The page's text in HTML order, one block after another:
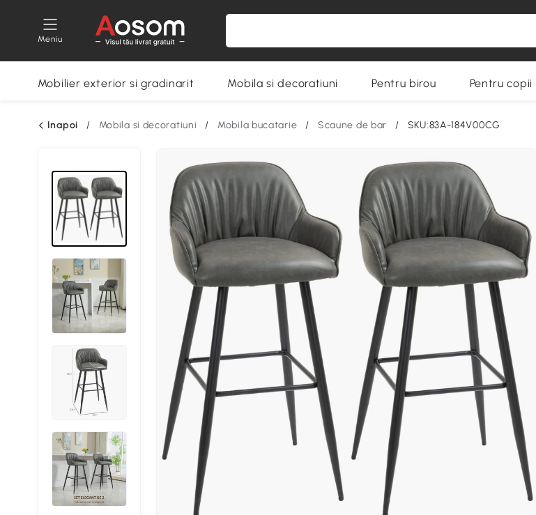
Meniu
Mobilier exterior si gradinarit Mobila si decoratiuni Pentru birou Pentru copii
Inapoi / Mobila si decoratiuni / Mobila bucatarie / Scaune de bar / SKU:83A-184V00CG